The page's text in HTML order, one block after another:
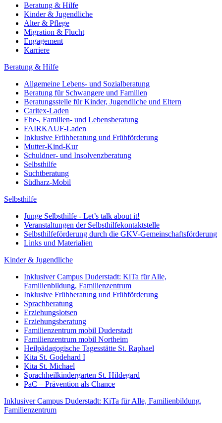
Beratung & Hilfe
Kinder & Jugendliche
Alter & Pflege
Migration & Flucht
Engagement
Karriere
Beratung & Hilfe
Allgemeine Lebens- und Sozialberatung
Beratung für Schwangere und Familien
Beratungsstelle für Kinder, Jugendliche und Eltern
Caritex-Laden
Ehe-, Familien- und Lebensberatung
FAIRKAUF-Laden
Inklusive Frühberatung und Frühförderung
Mutter-Kind-Kur
Schuldner- und Insolvenzberatung
Selbsthilfe
Suchtberatung
Südharz-Mobil
Selbsthilfe
Junge Selbsthilfe - Let’s talk about it!
Veranstaltungen der Selbsthilfekontaktstelle
Selbsthilfeförderung durch die GKV-Gemeinschaftsförderung
Links und Materialien
Kinder & Jugendliche
Inklusiver Campus Duderstadt: KiTa für Alle,
Familienbildung, Familienzentrum
Inklusive Frühberatung und Frühförderung
Sprachberatung
Erziehungslotsen
Erziehungsberatung
Familienzentrum mobil Duderstadt
Familienzentrum mobil Northeim
Heilpädagogische Tagesstätte St. Raphael
Kita St. Godehard I
Kita St. Michael
Sprachheilkindergarten St. Hildegard
PaC – Prävention als Chance
Inklusiver Campus Duderstadt: KiTa für Alle, Familienbildung,
Familienzentrum